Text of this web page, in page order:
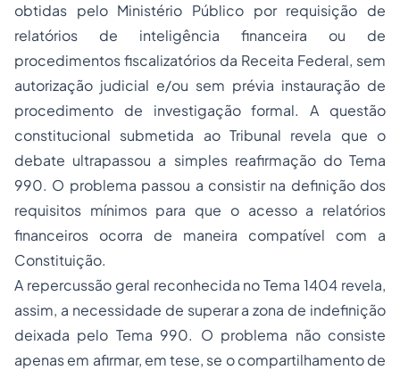
obtidas pelo Ministério Público por requisição de
relatórios de inteligência financeira ou de
procedimentos fiscalizatórios da Receita Federal, sem
autorização judicial e/ou sem prévia instauração de
procedimento de investigação formal. A questão
constitucional submetida ao Tribunal revela que o
debate ultrapassou a simples reafirmação do Tema
990. O problema passou a consistir na definição dos
requisitos mínimos para que o acesso a relatórios
financeiros ocorra de maneira compatível com a
Constituição.
A repercussão geral reconhecida no Tema 1404 revela,
assim, a necessidade de superar a zona de indefinição
deixada pelo Tema 990. O problema não consiste
apenas em afirmar, em tese, se o compartilhamento de